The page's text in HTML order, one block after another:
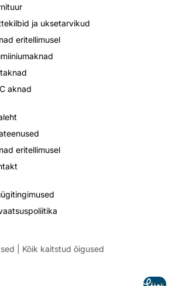
ja uksetarvikud
eritellimusel
aknad
eritellimusel
| Kõik kaitstud õigused